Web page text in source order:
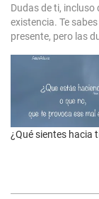
Dudas de ti, incluso
existencia. Te
presente, pero las
sueños. El motivo,
qué. ¿Acaso es…
¿Qué sientes hacia